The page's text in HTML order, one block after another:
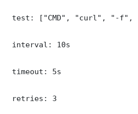
test: ["CMD", "curl", "-f",
interval: 10s
timeout: 5s
retries: 3